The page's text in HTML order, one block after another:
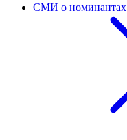
СМИ о номинантах